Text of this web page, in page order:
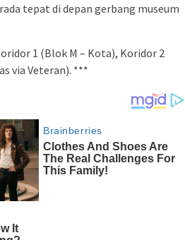
tepat di depan gerbang museum
1 (Blok M – Kota), Koridor 2
via Veteran). ***